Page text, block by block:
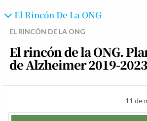
El Rincón De La ONG
EL RINCÓN DE LA ONG
El rincón de la ONG.
de Alzheimer 2019-2023
11 de